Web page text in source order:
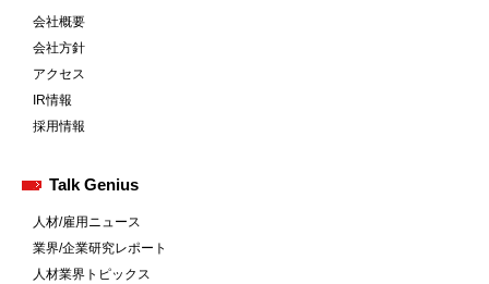
会社概要
会社方針
アクセス
IR情報
採用情報
Talk Genius
人材/雇用ニュース
業界/企業研究レポート
人材業界トピックス